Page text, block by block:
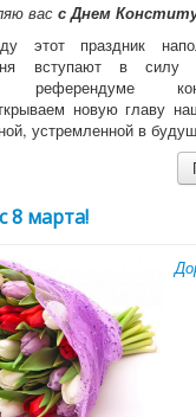
вас с Днем
этот праздник
вступают в силу
референдуме
новую главу
устремленной в
8 марта!